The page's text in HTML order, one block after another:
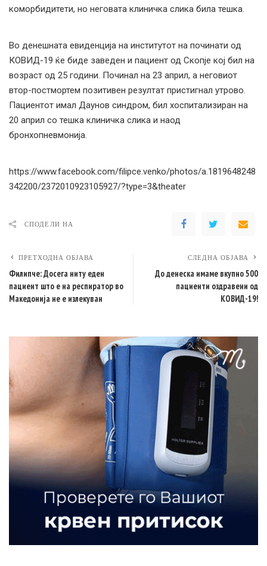
коморбидитети, но неговата клиничка слика била тешка.
Во денешната евиденција на институтот на починати од
КОВИД-19 ќе биде заведен и пациент од Скопје кој бил на
возраст од 25 години. Починал на 23 април, а неговиот
втор-постмортем позитивен резултат пристигнал утрово.
Пациентот имал Даунов синдром, бил хоспитализиран на
20 април со тешка клиничка слика и наод
бронхопневмонија.
https://www.facebook.com/filipce.venko/photos/a.1819648248
342200/2372010923105927/?type=3&theater
СПОДЕЛИ НА
ПРЕТХОДНА ОБЈАВА
Филипче: Досега ниту еден
пациент што е на респиратор во
Македонија не е излекуван
СЛЕДНА ОБЈАВА
До денеска имаме вкупно 500
пациенти оздравени од
КОВИД-19!